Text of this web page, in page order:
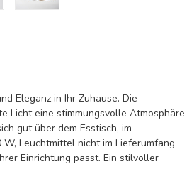
Eleganz in Ihr Zuhause. Die
Licht eine stimmungsvolle Atmosphäre
gut über dem Esstisch, im
W, Leuchtmittel nicht im Lieferumfang
Einrichtung passt. Ein stilvoller